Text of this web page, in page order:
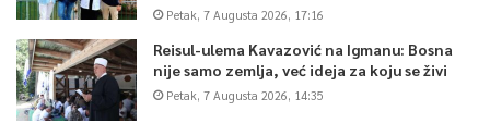
Petak, 7 Augusta 2026, 17:16
Reisul-ulema Kavazović na Igmanu: Bosna
nije samo zemlja, već ideja za koju se živi
Petak, 7 Augusta 2026, 14:35